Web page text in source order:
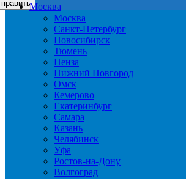
Москва
Москва
Санкт-Петербург
Новосибирск
Тюмень
Пенза
Нижний Новгород
Омск
Кемерово
Екатеринбург
Самара
Казань
Челябинск
Уфа
Ростов-на-Дону
Волгоград